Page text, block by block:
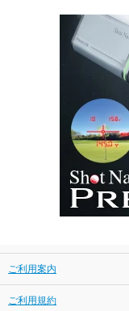
ご利用案内
ご利用規約